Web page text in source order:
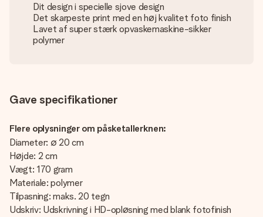
Dit design i specielle sjove design
Det skarpeste print med en høj kvalitet foto finish
Lavet af super stærk opvaskemaskine-sikker
polymer
Gave specifikationer
Flere oplysninger om påsketallerknen:
Diameter: ∅ 20 cm
Højde: 2 cm
Vægt: 170 gram
Materiale: polymer
Tilpasning: maks. 20 tegn
Udskriv: Udskrivning i HD-opløsning med blank fotofinish